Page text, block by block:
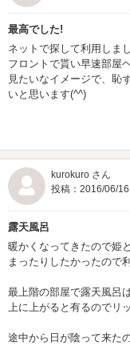
最高でした!
ネットで探して利用しま
フロントで貰い早速部屋
見たいなイメージで、恥
いと思います(^^)
kurokuro さん
投稿：2016/06/
露天風呂
暖かくなってきたので姫
まったりしたかったので
最上階の部屋で露天風呂
上に上がると有るのでリ
途中から日が陰って来た